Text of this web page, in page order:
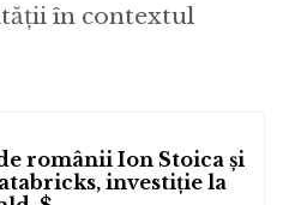
în contextul
românii Ion Stoica și
investiție la